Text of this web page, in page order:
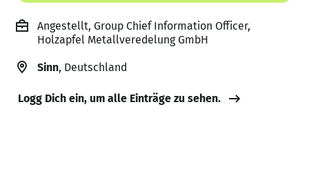
Angestellt, Group Chief Information Officer,
Holzapfel Metallveredelung GmbH
Sinn, Deutschland
Logg Dich ein, um alle Einträge zu sehen.